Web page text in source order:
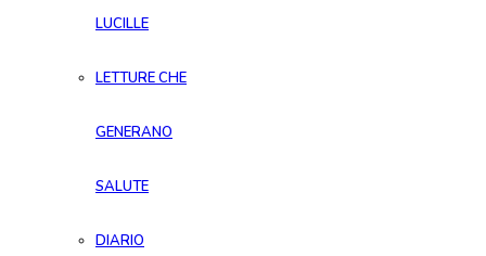
LUCILLE
LETTURE CHE
GENERANO
SALUTE
DIARIO